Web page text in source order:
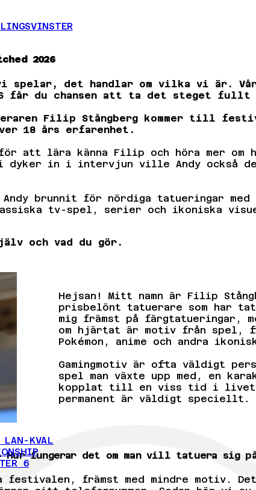
LAN-KVAL
6
2026
vi spelar, det handlar om vilka vi är.
får du chansen att ta det steget fullt
Filip Stångberg kommer till
18 års erfarenhet.
lära känna Filip och höra mer om
dyker in i intervjun ville Andy också
Andy brunnit för nördiga tatueringar
tv-spel, serier och ikoniska
och vad du gör.
Hejsan! Mitt namn är Filip
prisbelönt tatuerare som har
mig främst på färgtatueringar,
om hjärtat är motiv från spel,
Pokémon, anime och andra
Gamingmotiv är ofta väldigt
spel man växte upp med, en
kopplat till en viss tid i livet.
permanent är väldigt speciellt.
Hur fungerar det om man vill tatuera sig
festivalen, främst med mindre motiv.